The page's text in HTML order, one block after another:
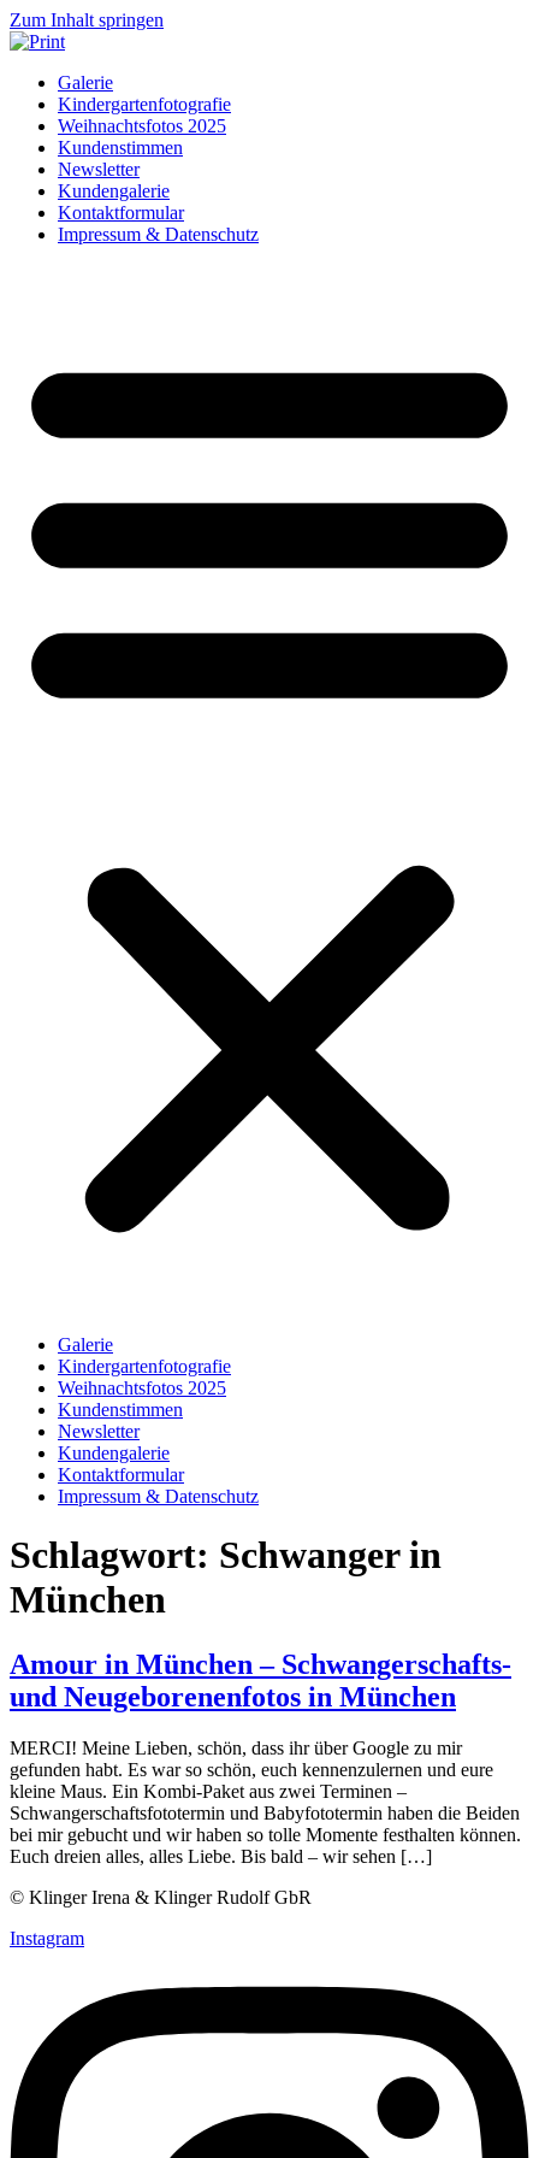
Zum Inhalt springen
Galerie
Kindergartenfotografie
Weihnachtsfotos 2025
Kundenstimmen
Newsletter
Kundengalerie
Kontaktformular
Impressum & Datenschutz
Galerie
Kindergartenfotografie
Weihnachtsfotos 2025
Kundenstimmen
Newsletter
Kundengalerie
Kontaktformular
Impressum & Datenschutz
Schlagwort: Schwanger in
München
Amour in München – Schwangerschafts-
und Neugeborenenfotos in München
MERCI! Meine Lieben, schön, dass ihr über Google zu mir
gefunden habt. Es war so schön, euch kennenzulernen und eure
kleine Maus. Ein Kombi-Paket aus zwei Terminen –
Schwangerschaftsfototermin und Babyfototermin haben die Beiden
bei mir gebucht und wir haben so tolle Momente festhalten können.
Euch dreien alles, alles Liebe. Bis bald – wir sehen […]
© Klinger Irena & Klinger Rudolf GbR
Instagram